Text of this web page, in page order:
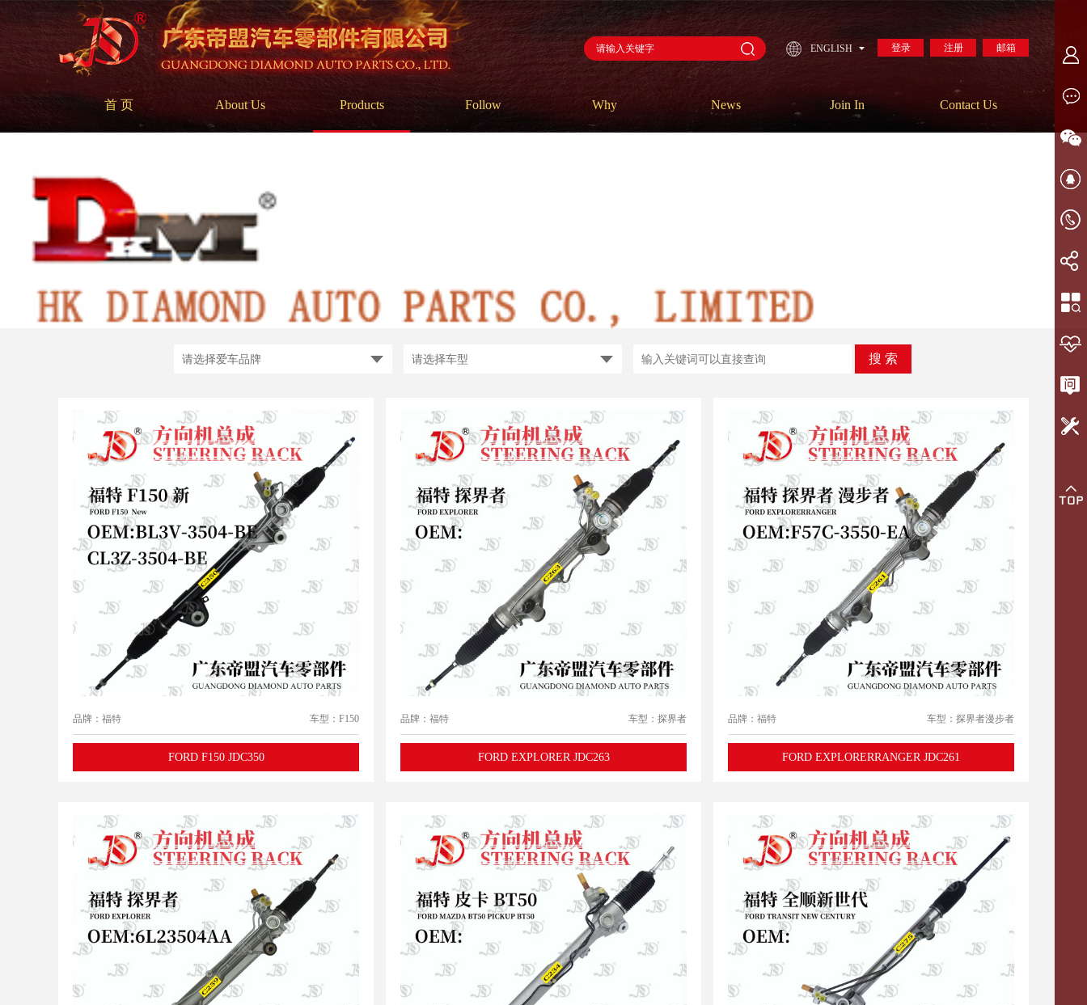
ENGLISH 登录 注册 邮箱
首 页 About Us Products Follow Why News Join In Contact Us
品牌：福特 车型：F150
FORD F150 JDC350
品牌：福特 车型：探界者
FORD EXPLORER JDC263
品牌：福特 车型：探界者漫步者
FORD EXPLORERRANGER JDC261